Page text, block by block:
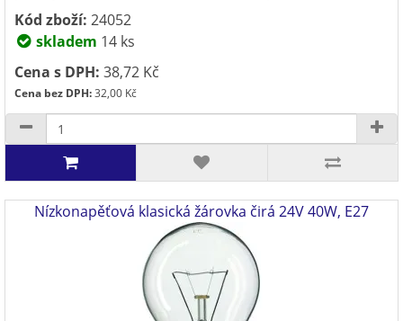
Kód zboží: 24052
skladem 14 ks
Cena s DPH: 38,72 Kč
Cena bez DPH:32,00 Kč
Nízkonapěťová klasická žárovka čirá 24V 40W, E27